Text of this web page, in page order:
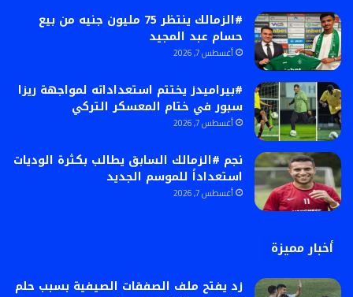
#الزمالك ينتظر 75 مليون جنيه من بيع
حسام عبد المجيد
أغسطس 7, 2026
#بيراميدز يختتم استعداداته لمواجهة ريزا
سبور في ختام المعسكر التركي
أغسطس 7, 2026
نجم #الزمالك السابق يطالب بكثرة الوديات
استعداداً للموسم الجديد
أغسطس 7, 2026
أخبار مميزة
زد يفتح ملف الصفقات الصيفية بسبب حلم